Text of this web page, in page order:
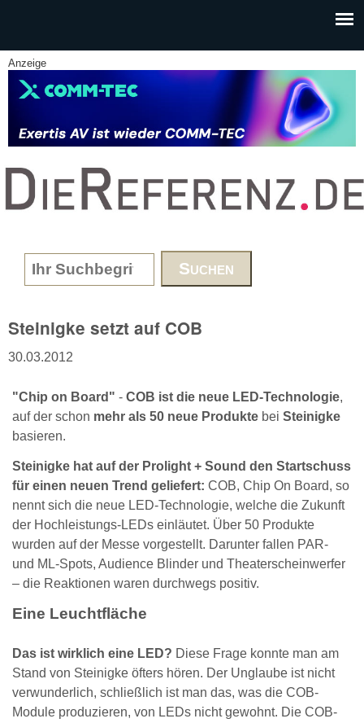
Anzeige
www.DieReferenz.de
Search form
Steinigke setzt auf COB
30.03.2012
"Chip on Board" - COB ist die neue LED-Technologie,
auf der schon mehr als 50 neue Produkte bei Steinigke
basieren.
Steinigke hat auf der Prolight + Sound den Startschuss
für einen neuen Trend geliefert: COB, Chip On Board, so
nennt sich die neue LED-Technologie, welche die Zukunft
der Hochleistungs-LEDs einläutet. Über 50 Produkte
wurden auf der Messe vorgestellt. Darunter fallen PAR-
und ML-Spots, Audience Blinder und Theaterscheinwerfer
– die Reaktionen waren durchwegs positiv.
Eine Leuchtfläche
Das ist wirklich eine LED? Diese Frage konnte man am
Stand von Steinigke öfters hören. Der Unglaube ist nicht
verwunderlich, schließlich ist man das, was die COB-
Module produzieren, von LEDs nicht gewohnt. Die COB-